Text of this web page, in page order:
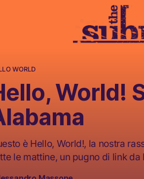
WORLD
World!
è Hello, World!, la nostra
le mattine, un pugno di link